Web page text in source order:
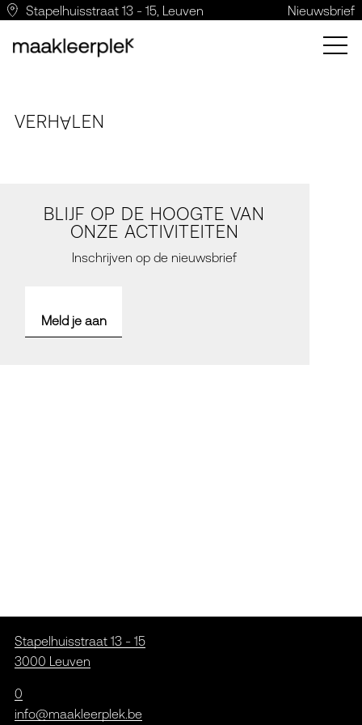
Stapelhuisstraat 13 - 15, Leuven Nieuwsbrief
VERHALEN
BLIJF OP DE HOOGTE VAN
ONZE ACTIVITEITEN
Inschrijven op de nieuwsbrief
Meld je aan
Stapelhuisstraat 13 - 15
3000 Leuven
0
info@maakleerplek.be